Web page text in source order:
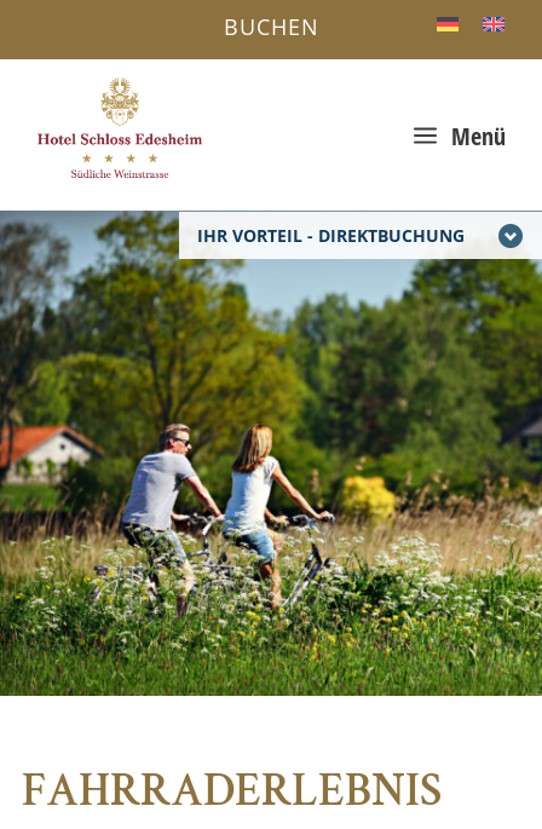
IHR VORTEIL - DIREKTBUCHUNG
a Menü
BUCHEN
FAHRRADERLEBNIS